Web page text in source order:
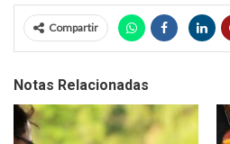
Compartir
Notas Relacionadas